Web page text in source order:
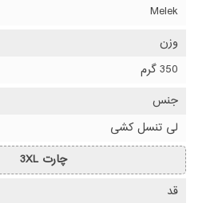
Melek
وزن
350 گرم
جنس
لی تنسل کشی
چارت 3XL
قد